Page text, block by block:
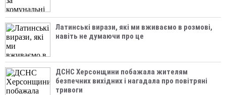
Латинські вирази, які ми вживаємо в розмові,
навіть не думаючи про це
ДСНС Херсонщини побажала жителям
безпечних вихідних і нагадала про повітряні
тривоги